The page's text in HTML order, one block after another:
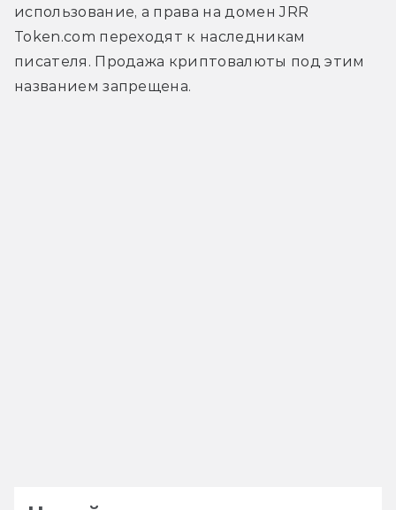
использование, а права на домен JRR
Token.com переходят к наследникам
писателя. Продажа криптовалюты под этим
названием запрещена.